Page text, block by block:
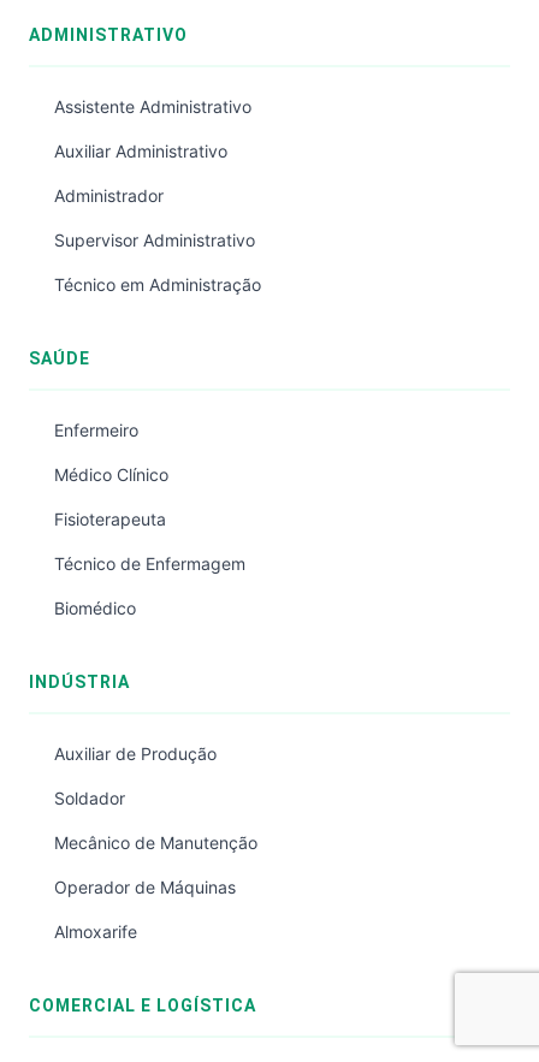
ADMINISTRATIVO
Assistente Administrativo
Auxiliar Administrativo
Administrador
Supervisor Administrativo
Técnico em Administração
SAÚDE
Enfermeiro
Médico Clínico
Fisioterapeuta
Técnico de Enfermagem
Biomédico
INDÚSTRIA
Auxiliar de Produção
Soldador
Mecânico de Manutenção
Operador de Máquinas
Almoxarife
COMERCIAL E LOGÍSTICA